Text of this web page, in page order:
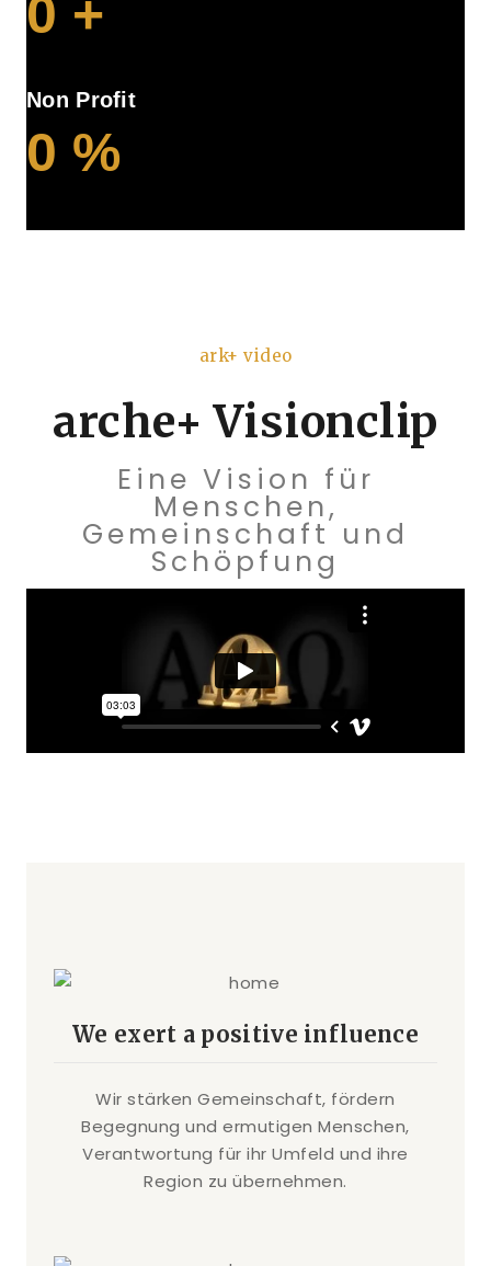
0 +
Non Profit
0 %
ark+ video
arche+ Visionclip
Eine Vision für
Menschen,
Gemeinschaft und
Schöpfung
We exert a positive influence
Wir stärken Gemeinschaft, fördern
Begegnung und ermutigen Menschen,
Verantwortung für ihr Umfeld und ihre
Region zu übernehmen.